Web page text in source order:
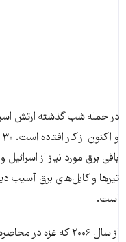
در حمله شب گذشته ارتش
باقی برق مورد نیاز از
تیر‌ها و کابل‌های برق آسیب
است.
از سال ۲۰۰۶ که غزه